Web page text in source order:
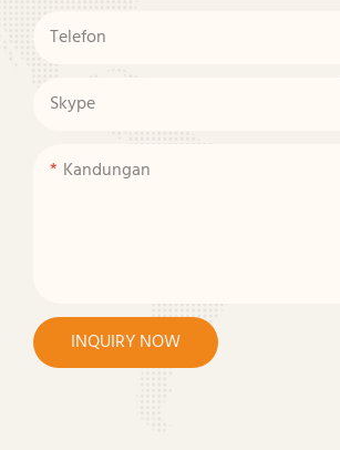
Telefon
Skype
Kandungan
INQUIRY NOW